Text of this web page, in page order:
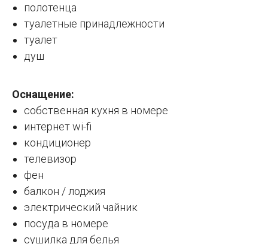
полотенца
туалетные принадлежности
туалет
душ
Оснащение:
собственная кухня в номере
интернет wi-fi
кондиционер
телевизор
фен
балкон / лоджия
электрический чайник
посуда в номере
сушилка для белья